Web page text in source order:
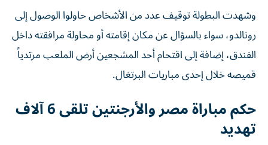
وشهدت البطولة توقيف عدد من الأشخاص حاولوا الوصول إلى
رونالدو، سواء بالسؤال عن مكان إقامته أو محاولة مرافقته داخل
الفندق، إضافة إلى اقتحام أحد المشجعين أرض الملعب مرتدياً
قميصه خلال إحدى مباريات البرتغال.
حكم مباراة مصر والأرجنتين تلقى 6 آلاف
تهديد